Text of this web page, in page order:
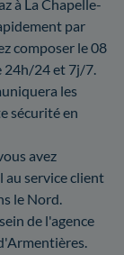
à La Chapelle-
par
composer le 08
24h/24 et 7j/7.
les
sécurité en
avez
au service client
le Nord.
de l'agence